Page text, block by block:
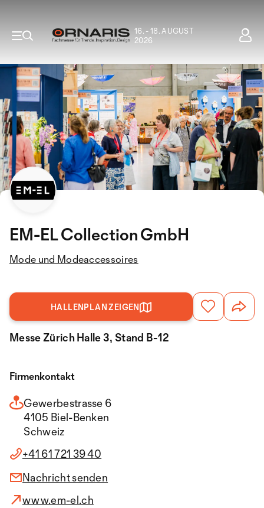
16. - 18. AUGUST
2026
EM-EL Collection GmbH
Mode und Modeaccessoires
HALLENPLAN ZEIGEN
Messe Zürich Halle 3, Stand B-12
Firmenkontakt
Gewerbestrasse 6
4105 Biel-Benken
Schweiz
+41 61 721 39 40
Nachricht senden
www.em-el.ch